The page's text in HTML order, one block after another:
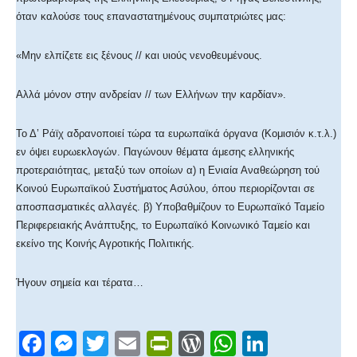
όταν καλούσε τους επαναστατημένους συμπατριώτες μας:
«Μην ελπίζετε εις ξένους // και υιούς νενοθευμένους.
Αλλά μόνον στην ανδρείαν // των Ελλήνων την καρδίαν».
Το Δ’ Ράϊχ αδρανοποιεί τώρα τα ευρωπαϊκά όργανα (Κομισιόν κ.τ.λ.)
εν όψει ευρωεκλογών. Παγώνουν θέματα άμεσης ελληνικής
προτεραιότητας, μεταξύ των οποίων α) η Ενιαία Αναθεώρηση τού
Κοινού Ευρωπαϊκού Συστήματος Ασύλου, όπου περιορίζονται σε
αποσπασματικές αλλαγές. β) Υποβαθμίζουν το Ευρωπαϊκό Ταμείο
Περιφερειακής Ανάπτυξης, το Ευρωπαϊκό Κοινωνικό Ταμείο και
εκείνο της Κοινής Αγροτικής Πολιτικής.
Ήγουν σημεία και τέρατα…
F
M
T
E
Pr W
W